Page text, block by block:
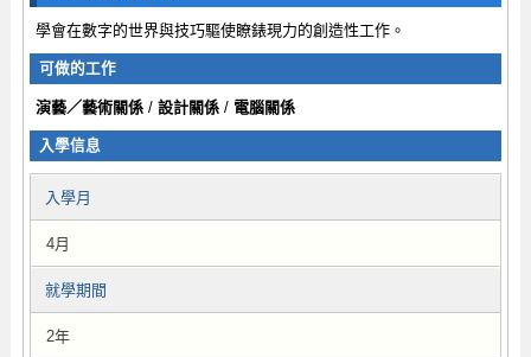
學會在數字的世界與技巧驅使瞭錶現力的創造性工作。
可做的工作
演藝／藝術關係/ 設計關係/ 電腦關係
入學信息
入學月
4月
就學期間
2年